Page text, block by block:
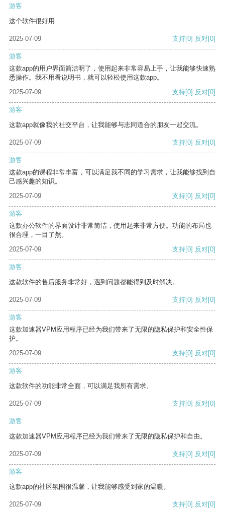
游客
这个软件很好用
2025-07-09 支持[0] 反对[0]
游客
这款app的用户界面简洁明了，使用起来非常容易上手，让我能够快速熟
悉操作。我不用看说明书，就可以轻松使用这款app。
2025-07-09
支持[0] 反对[0]
游客
这款app就像我的社交平台，让我能够与志同道合的朋友一起交流。
2025-07-09 支持[0] 反对[0]
游客
这款app的课程非常丰富，可以满足我不同的学习需求，让我能够找到自
己感兴趣的知识。
2025-07-09
支持[0] 反对[0]
游客
这款办公软件的界面设计非常简洁，使用起来非常方便。功能的布局也
很合理，一目了然。
2025-07-09
支持[0] 反对[0]
游客
这款软件的售后服务非常好，遇到问题都能得到及时解决。
2025-07-09 支持[0] 反对[0]
游客
这款加速器VPM应用程序已经为我们带来了无限的隐私保护和安全性保
护。
2025-07-09
支持[0] 反对[0]
游客
这款软件的功能非常全面，可以满足我所有需求。
2025-07-09 支持[0] 反对[0]
游客
这款加速器VPM应用程序已经为我们带来了无限的隐私保护和自由。
2025-07-09 支持[0] 反对[0]
游客
这款app的社区氛围很温馨，让我能够感受到家的温暖。
2025-07-09 支持[0] 反对[0]